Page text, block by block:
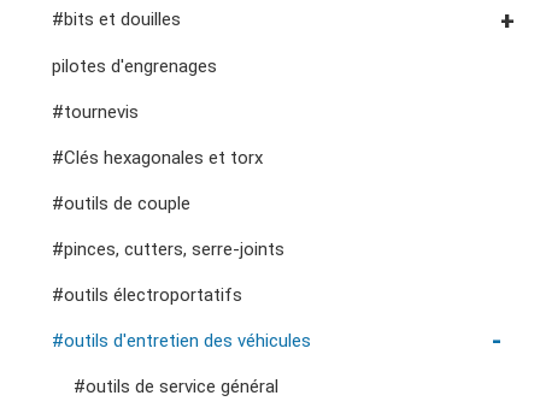
accessoires de rangement
outils de service général vde
#clés à cliquet à double anneau
#clés à fourche doubles
#clés spéciales
#Clés à molette et pinces
#adaptateurs de clés
Douilles #3/8"
Douilles à chocs n° 3/8"
Douilles #1/2"
Impact d'entraînement 1"
#prises de bougies d'allumage
#bits et douilles
Embouts hexagonaux n° 1/4"
Embouts hexagonaux de 10 mm
Douilles à embouts #1/2"
pilotes d'engrenages
#tournevis
#Clés hexagonales et torx
#outils de couple
#pinces, cutters, serre-joints
#outils électroportatifs
#outils d'entretien des véhicules
#outils de service général